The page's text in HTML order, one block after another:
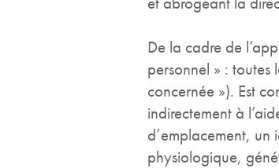
De la cadre de
personnel » :
concernée »). Est
indirectement à
d’emplacement, un
physiologique,